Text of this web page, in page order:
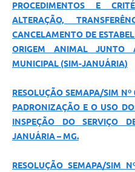
PROCEDIMENTOS E
ALTERAÇÃO,
CANCELAMENTO DE
ORIGEM ANIMAL JUNTO
MUNICIPAL (SIM-JANUÁRIA)
RESOLUÇÃO SEMAPA/SIM
PADRONIZAÇÃO E O USO
INSPEÇÃO DO SERVIÇO
JANUÁRIA – MG.
RESOLUÇÃO SEMAPA/SIM